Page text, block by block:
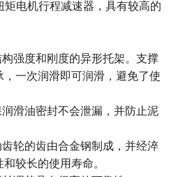
电机行程减速器，具有较高的
强度和刚度的异形托架。支撑
一次润滑即可润滑，避免了使
滑油密封不会泄漏，并防止泥
轮的齿由合金钢制成，并经淬
较长的使用寿命。